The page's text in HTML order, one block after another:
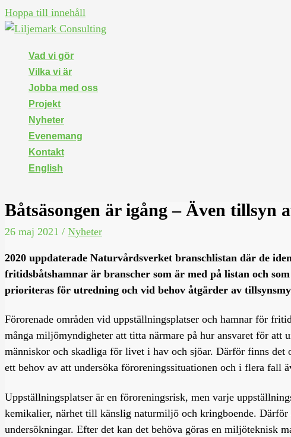
Hoppa till innehåll
Vad vi gör
Vilka vi är
Jobba med oss
Projekt
Nyheter
Evenemang
Kontakt
English
Båtsäsongen är igång – Även tillsyn
26 maj 2021 / Nyheter
2020 uppdaterade Naturvårdsverket branschlistan där de
fritidsbåtshamnar är branscher som är med på listan och
prioriteras för utredning och vid behov åtgärder av
Förorenade områden vid uppställningsplatser och hamnar för
många miljömyndigheter att titta närmare på hur ansvaret för att
människor och skadliga för livet i hav och sjöar. Därför finns
ett behov av att undersöka föroreningssituationen och i flera fall
Uppställningsplatser är en föroreningsrisk, men varje
kemikalier, närhet till känslig naturmiljö och kringboende.
undersökningar. Efter det kan det behöva göras en miljöteknisk